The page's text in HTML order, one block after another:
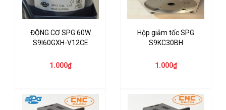
ĐỘNG CƠ SPG 60W
S9I60GXH-V12CE
1.000₫
Hộp giảm tốc SPG
S9KC30BH
1.000₫